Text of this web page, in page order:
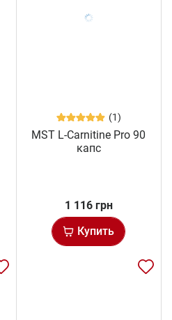
(1)
MST L-Carnitine Pro 90
капс
1 116 грн
Купить